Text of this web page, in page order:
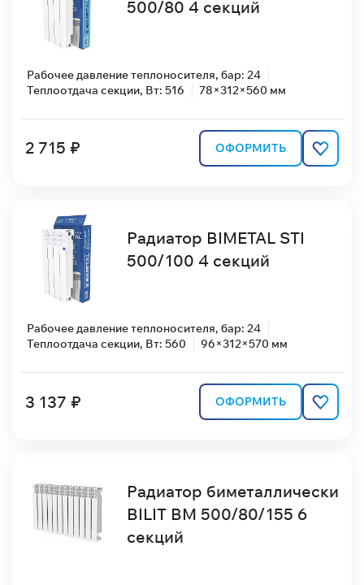
500/80 4 секций
Рабочее давление теплоносителя, бар: 24
Теплоотдача секции, Вт: 516
78×312×560 мм
2 715 ₽ ОФОРМИТЬ
Радиатор BIMETAL STI
500/100 4 секций
Рабочее давление теплоносителя, бар: 24
Теплоотдача секции, Вт: 560
96×312×570 мм
3 137 ₽ ОФОРМИТЬ
Радиатор биметаллически
BILIT BM 500/80/155 6
секций